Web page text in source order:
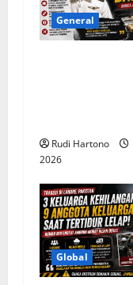
General
Rudi Hartono
2026
Global